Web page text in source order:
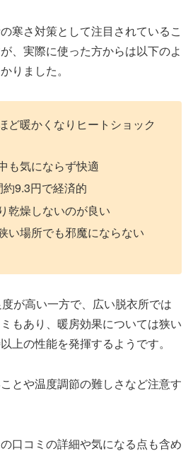
寒さ対策として注目されているこ
、実際に使った方からは以下のよ
りました。
ど暖かくなりヒートショック
も気にならず快適
9.3円で経済的
乾燥しないのが良い
い場所でも邪魔にならない
が高い一方で、広い脱衣所では
もあり、暖房効果については狭い
上の性能を発揮するようです。
とや温度調節の難しさなど注意す
口コミの詳細や気になる点も含め